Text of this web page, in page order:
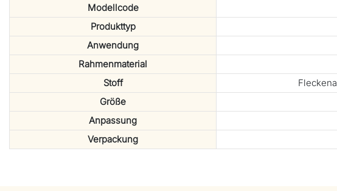
Modellcode
Produkttyp
Anwendung
Rahmenmaterial
Stoff
Größe
Anpassung
Verpackung